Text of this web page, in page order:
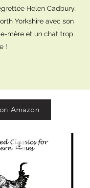
Helen Cadbury.
Yorkshire avec son
mère et un chat trop
!
Amazon